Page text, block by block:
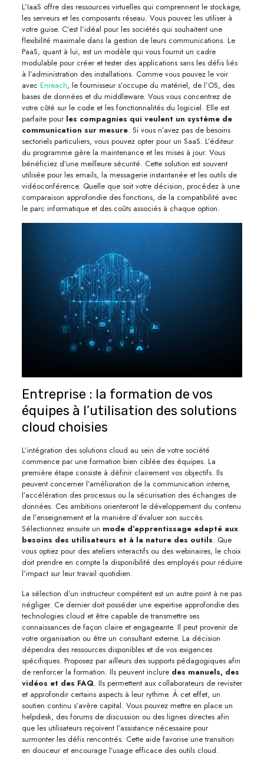
L’IaaS offre des ressources virtuelles qui comprennent le stockage,
les serveurs et les composants réseau. Vous pouvez les utiliser à
votre guise. C’est l’idéal pour les sociétés qui souhaitent une
flexibilité maximale dans la gestion de leurs communications. Le
PaaS, quant à lui, est un modèle qui vous fournit un cadre
modulable pour créer et tester des applications sans les défis liés
à l’administration des installations. Comme vous pouvez le voir
avec Enreach, le fournisseur s’occupe du matériel, de l’OS, des
bases de données et du middleware. Vous vous concentrez de
votre côté sur le code et les fonctionnalités du logiciel. Elle est
parfaite pour les compagnies qui veulent un système de
communication sur mesure. Si vous n’avez pas de besoins
sectoriels particuliers, vous pouvez opter pour un SaaS. L’éditeur
du programme gère la maintenance et les mises à jour. Vous
bénéficiez d’une meilleure sécurité. Cette solution est souvent
utilisée pour les emails, la messagerie instantanée et les outils de
vidéoconférence. Quelle que soit votre décision, procédez à une
comparaison approfondie des fonctions, de la compatibilité avec
le parc informatique et des coûts associés à chaque option.
Entreprise : la formation de vos
équipes à l’utilisation des solutions
cloud choisies
L’intégration des solutions cloud au sein de votre société
commence par une formation bien ciblée des équipes. La
première étape consiste à définir clairement vos objectifs. Ils
peuvent concerner l’amélioration de la communication interne,
l’accélération des processus ou la sécurisation des échanges de
données. Ces ambitions orienteront le développement du contenu
de l’enseignement et la manière d’évaluer son succès.
Sélectionnez ensuite un mode d’apprentissage adapté aux
besoins des utilisateurs et à la nature des outils. Que
vous optiez pour des ateliers interactifs ou des webinaires, le choix
doit prendre en compte la disponibilité des employés pour réduire
l’impact sur leur travail quotidien.
La sélection d’un instructeur compétent est un autre point à ne pas
négliger. Ce dernier doit posséder une expertise approfondie des
technologies cloud et être capable de transmettre ses
connaissances de façon claire et engageante. Il peut provenir de
votre organisation ou être un consultant externe. La décision
dépendra des ressources disponibles et de vos exigences
spécifiques. Proposez par ailleurs des supports pédagogiques afin
de renforcer la formation. Ils peuvent incluredes manuels, des
vidéos et des FAQ. Ils permettent aux collaborateurs de revisiter
et approfondir certains aspects à leur rythme. À cet effet, un
soutien continu s’avère capital. Vous pouvez mettre en place un
helpdesk, des forums de discussion ou des lignes directes afin
que les utilisateurs reçoivent l’assistance nécessaire pour
surmonter les défis rencontrés. Cette aide favorise une transition
en douceur et encourage l’usage efficace des outils cloud.